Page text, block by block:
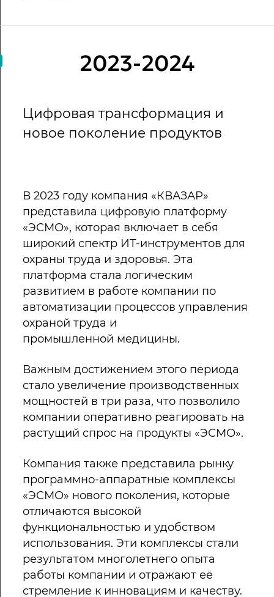
2023-2024
Цифровая трансформация и
новое поколение продуктов
В 2023 году компания «КВАЗАР»
представила цифровую платформу
«ЭСМО», которая включает в себя
широкий спектр ИТ-инструментов для
охраны труда и здоровья. Эта
платформа стала логическим
развитием в работе компании по
автоматизации процессов управления
охраной труда и
промышленной медицины.
Важным достижением этого периода
стало увеличение производственных
мощностей в три раза, что позволило
компании оперативно реагировать на
растущий спрос на продукты «ЭСМО».
Компания также представила рынку
программно-аппаратные комплексы
«ЭСМО» нового поколения, которые
отличаются высокой
функциональностью и удобством
использования. Эти комплексы стали
результатом многолетнего опыта
работы компании и отражают её
стремление к инновациям и качеству.